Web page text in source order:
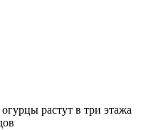
растут в три этажа